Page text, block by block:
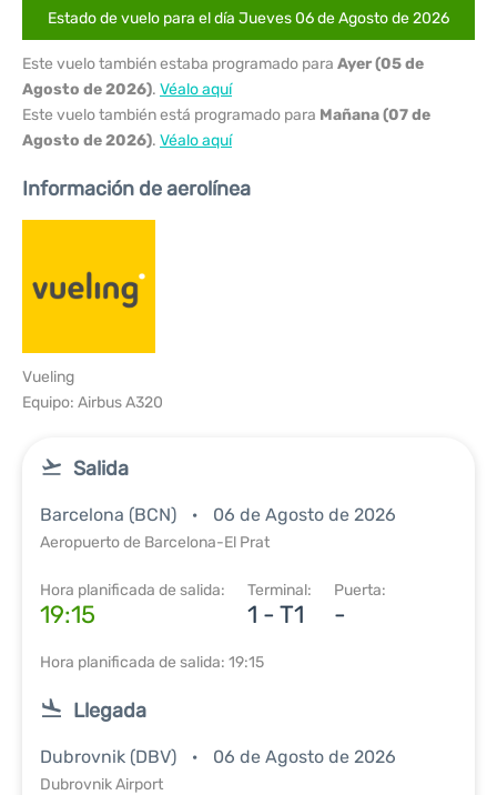
Estado de vuelo para el día Jueves 06 de Agosto de 2026
Este vuelo también estaba programado para Ayer (05 de
Agosto de 2026). Véalo aquí
Este vuelo también está programado para Mañana (07 de
Agosto de 2026). Véalo aquí
Información de aerolínea
Vueling
Equipo: Airbus A320
Salida
Barcelona (BCN) 06 de Agosto de 2026
Aeropuerto de Barcelona-El Prat
Hora planificada de salida:
19:15
Terminal:
1 - T1
Puerta:
-
Hora planificada de salida: 19:15
Llegada
Dubrovnik (DBV) 06 de Agosto de 2026
Dubrovnik Airport